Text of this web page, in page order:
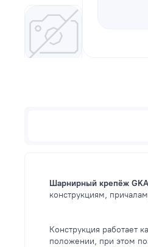
Шарнирный крепёж
конструкциям,
Конструкция работает
положении, при этом